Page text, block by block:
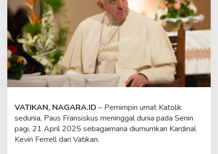
k
u
s
M
e
n
i
g
p
a
d
a
VATIKAN, NAGARA.ID – Pemimpin umat Katolik
sedunia, Paus Fransiskus meninggal dunia pada Senin
pagi, 21 April 2025 sebagaimana diumumkan Kardinal
Kevin Ferrell dari Vatikan.